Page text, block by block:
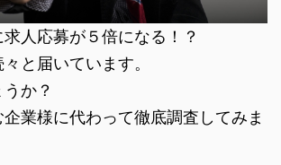
人応募が５倍になる！？
と届いています。
か？
企業様に代わって徹底調査してみま